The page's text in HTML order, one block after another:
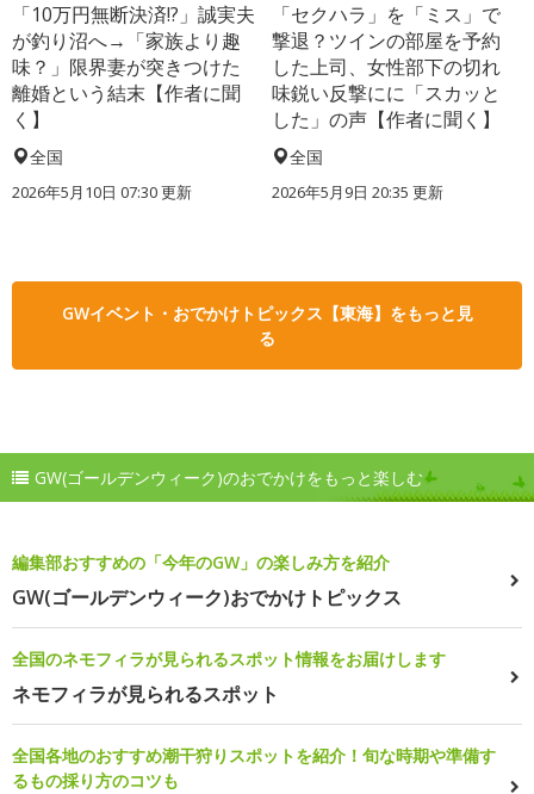
「10万円無断決済!?」誠実夫
が釣り沼へ→「家族より趣
味？」限界妻が突きつけた
離婚という結末【作者に聞
く】
全国
2026年5月10日 07:30 更新
「セクハラ」を「ミス」で
撃退？ツインの部屋を予約
した上司、女性部下の切れ
味鋭い反撃にに「スカッと
した」の声【作者に聞く】
全国
2026年5月9日 20:35 更新
GWイベント・おでかけトピックス【東海】をもっと見
る
GW(ゴールデンウィーク)のおでかけをもっと楽しむ
編集部おすすめの「今年のGW」の楽しみ方を紹介
GW(ゴールデンウィーク)おでかけトピックス
全国のネモフィラが見られるスポット情報をお届けします
ネモフィラが見られるスポット
全国各地のおすすめ潮干狩りスポットを紹介！旬な時期や準備す
るもの採り方のコツも